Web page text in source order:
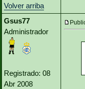
Volver arriba
Gsus77
Administrador
Registrado: 08
Abr 2008